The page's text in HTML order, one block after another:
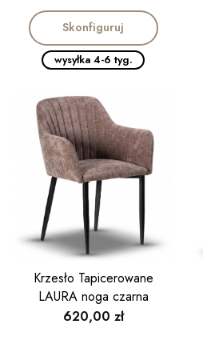
Skonfiguruj
wysyłka 4-6 tyg.
Krzesło Tapicerowane
LAURA noga czarna
Cena
620,00 zł